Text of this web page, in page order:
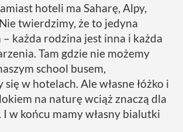
hoteli ma Saharę, Alpy,
twierdzimy, że to jedyna
– każda rodzina jest inna i każda
Tam gdzie nie możemy
school busem,
w hotelach. Ale własne łóżko i
na naturę wciąż znaczą dla
I w końcu mamy własny bialutki